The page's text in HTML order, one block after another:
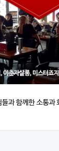
들과 함께한 소통